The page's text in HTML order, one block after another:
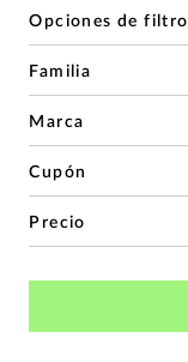
Opciones de filtro
Familia
Marca
Cupón
Precio